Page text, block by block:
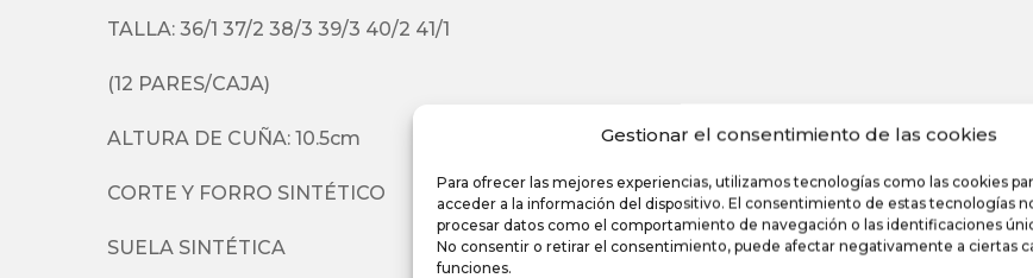
Gestionar el consentimiento de las cookies
Para ofrecer las mejores experiencias, utilizamos tecnologías como las cookies
acceder a la información del dispositivo. El consentimiento de estas tecnologías
procesar datos como el comportamiento de navegación o las identificaciones
No consentir o retirar el consentimiento, puede afectar negativamente a ciertas
funciones.
TALLA: 36/1 37/2 38/3 39/3 40/2 41/1
(12 PARES/CAJA)
ALTURA DE CUÑA: 10.5cm
CORTE Y FORRO SINTÉTICO
SUELA SINTÉTICA